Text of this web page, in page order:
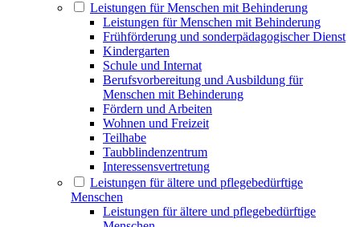
Leistungen für Menschen mit Behinderung
Leistungen für Menschen mit Behinderung
Frühförderung und sonderpädagogischer Dienst
Kindergarten
Schule und Internat
Berufsvorbereitung und Ausbildung für
Menschen mit Behinderung
Fördern und Arbeiten
Wohnen und Freizeit
Teilhabe
Taubblindenzentrum
Interessensvertretung
Leistungen für ältere und pflegebedürftige
Menschen
Leistungen für ältere und pflegebedürftige